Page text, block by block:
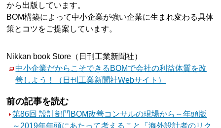
から出版しています。
BOM構築によって中小企業が強い企業に生まれ変わる具体
策とコツをご提案しています。
Nikkan book Store（日刊工業新聞社）
中小企業だからこそできるBOMで会社の利益体質を改
善しよう！（日刊工業新聞社Webサイト）
前の記事を読む
第86回 設計部門BOM改善コンサルの現場から～年頭版
～2019年年頭にあたって考えること「海外設計者のリク